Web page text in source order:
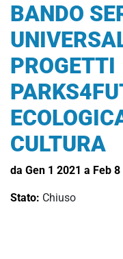
BANDO
PROGETTI
CULTURA
da Gen 1 2021 a Feb 8
Stato: Chiuso